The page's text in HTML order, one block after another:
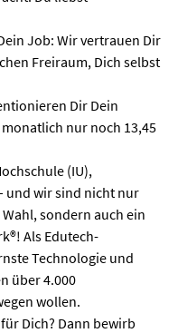
Job: Wir vertrauen Dir
Freiraum, Dich selbst
Dir Dein
nur noch 13,45
(IU),
und wir sind nicht nur
sondern auch ein
Als Edutech-
Technologie und
über 4.000
wollen.
Dich? Dann bewirb